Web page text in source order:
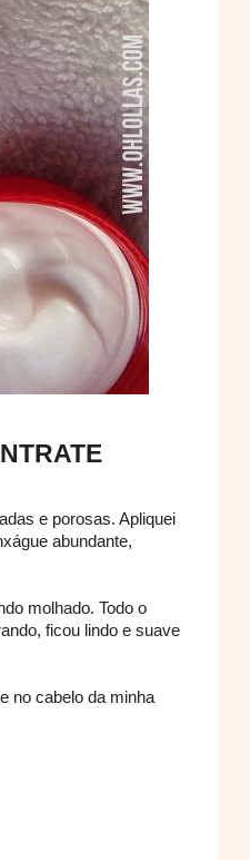
e porosas. Apliquei
abundante,
molhado. Todo o
ficou lindo e suave
no cabelo da minha